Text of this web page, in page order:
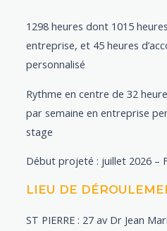
1298 heures dont 1015
entreprise, et 45 heures
personnalisé
Rythme en centre de 32
par semaine en entreprise
stage
Début projeté : juillet 2026 –
LIEU DE
ST PIERRE : 27 av Dr Jean